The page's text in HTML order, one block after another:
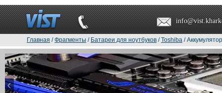
Главная /Фрагменты / Батареи для ноутбуков /Toshiba /